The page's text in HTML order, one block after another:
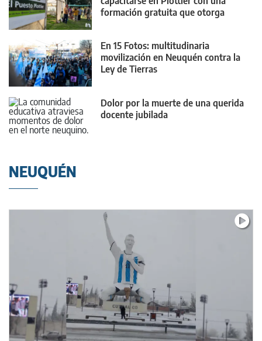
formación gratuita que otorga
En 15 Fotos: multitudinaria
movilización en Neuquén contra la
Ley de Tierras
Dolor por la muerte de una querida
docente jubilada
NEUQUÉN